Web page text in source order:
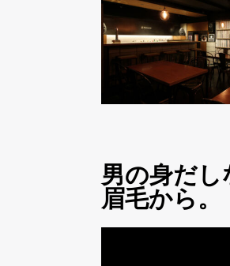
男の身だ
眉毛から。